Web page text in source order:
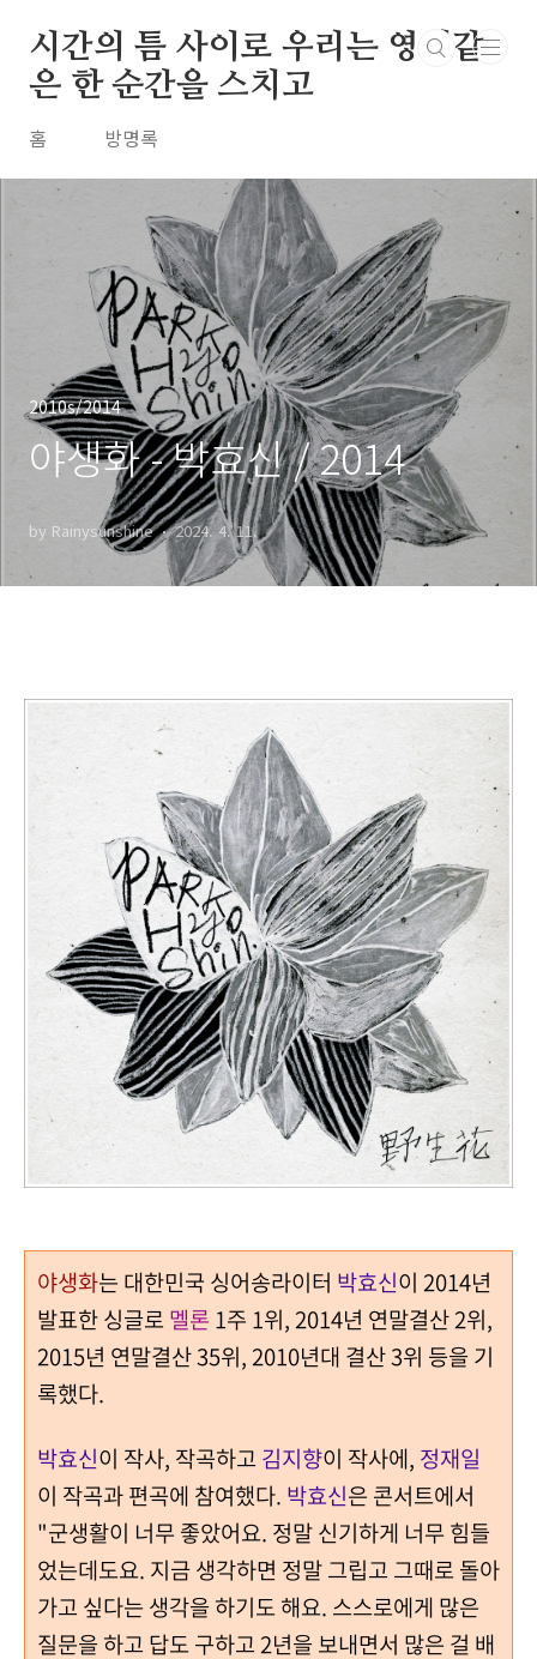
시간의 틈 사이로 우리는 영원같
은 한 순간을 스치고
홈 방명록
2010s/2014
야생화 - 박효신 / 2014
by Rainysunshine 2024. 4. 11.
야생화는 대한민국 싱어송라이터 박효신이 2014년
발표한 싱글로멜론 1주 1위, 2014년 연말결산 2위,
2015년 연말결산 35위, 2010년대 결산 3위 등을 기
록했다.
박효신이 작사, 작곡하고 김지향이 작사에, 정재일
이 작곡과 편곡에 참여했다. 박효신은 콘서트에서
"군생활이 너무 좋았어요. 정말 신기하게 너무 힘들
었는데도요. 지금 생각하면 정말 그립고 그때로 돌아
가고 싶다는 생각을 하기도 해요. 스스로에게 많은
질문을 하고 답도 구하고 2년을 보내면서 많은 걸 배